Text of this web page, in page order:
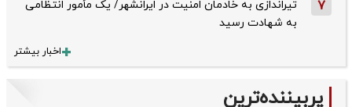
7
تیراندازی به خادمان امنیت در ایرانشهر/ یک مأمور انتظامی
به شهادت رسید
اخبار بیشتر
پربیننده‌ترین